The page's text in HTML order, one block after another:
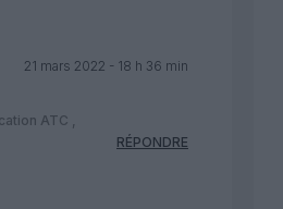
21 mars 2022 - 18 h 36 min
ATC ,
RÉPONDRE